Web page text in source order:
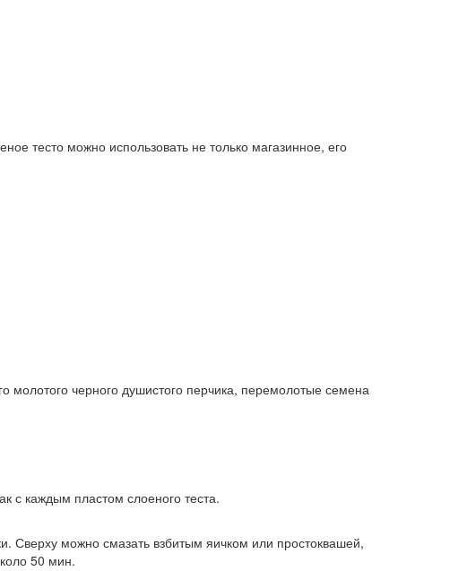
тесто можно использовать не только магазинное, его
молотого черного душистого перчика, перемолотые семена
с каждым пластом слоеного теста.
Сверху можно смазать взбитым яичком или простоквашей,
50 мин.